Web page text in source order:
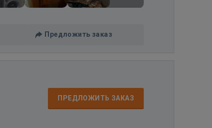
Предложить заказ
ПРЕДЛОЖИТЬ ЗАКАЗ